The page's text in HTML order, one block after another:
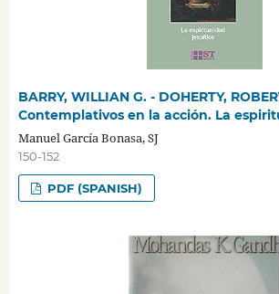
BARRY, WILLIAN G. - DOHERTY,
Contemplativos en la acción. La
Manuel García Bonasa, SJ
150-152
PDF (SPANISH)